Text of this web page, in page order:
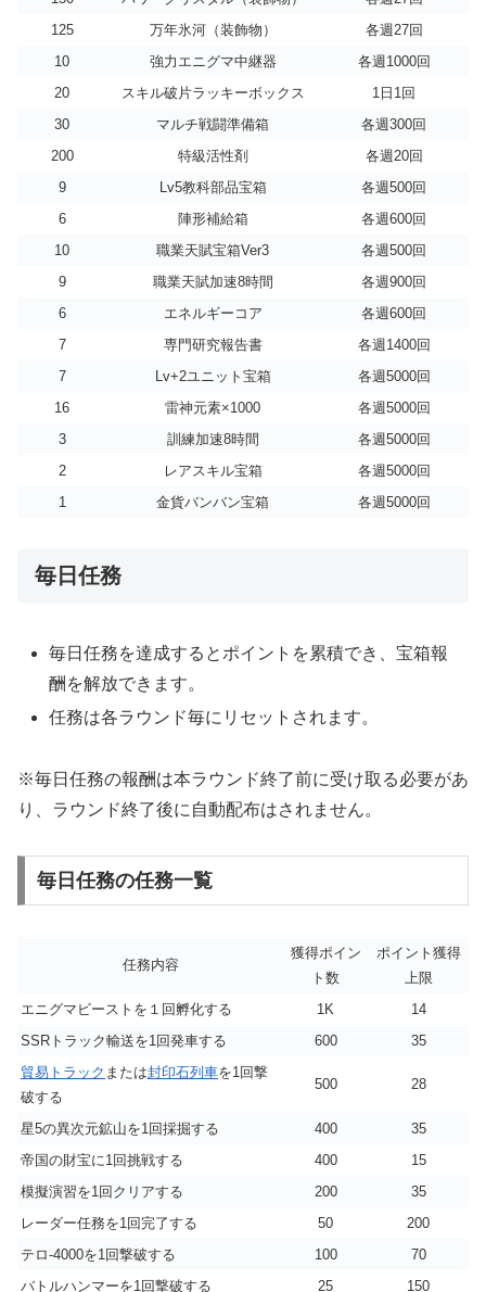
125
万年氷河（装飾物）
各週27回
10
強力エニグマ中継器
各週1000回
20
スキル破片ラッキーボックス
1日1回
30
マルチ戦闘準備箱
各週300回
200
特級活性剤
各週20回
9
Lv5教科部品宝箱
各週500回
6
陣形補給箱
各週600回
10
職業天賦宝箱Ver3
各週500回
9
職業天賦加速8時間
各週900回
6
エネルギーコア
各週600回
7
専門研究報告書
各週1400回
7
Lv+2ユニット宝箱
各週5000回
16
雷神元素×1000
各週5000回
3
訓練加速8時間
各週5000回
2
レアスキル宝箱
各週5000回
1
金貨バンバン宝箱 各週5000回
毎日任務
毎日任務を達成するとポイントを累積でき、宝箱報
酬を解放できます。
任務は各ラウンド毎にリセットされます。
※毎日任務の報酬は本ラウンド終了前に受け取る必要があ
り、ラウンド終了後に自動配布はされません。
毎日任務の任務一覧
任務内容
獲得ポイン
ト数
ポイント獲得
上限
エニグマビーストを１回孵化する
1K
14
SSRトラック輸送を1回発車する
600
35
貿易トラック または封印石列車を1回撃
破する
500 28
星5の異次元鉱山を1回採掘する 400
35
帝国の財宝に1回挑戦する
400
15
模擬演習を1回クリアする
200
35
レーダー任務を1回完了する
50
200
テロ-4000を1回撃破する
100
70
バトルハンマーを1回撃破する
25
150